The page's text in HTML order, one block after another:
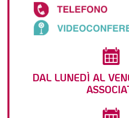
DAL LUNEDÌ AL